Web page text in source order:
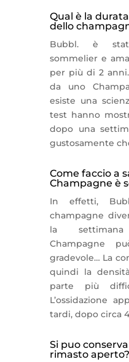
Qual è la
dello
Bubbl. è
sommelier e
per più di 2
da uno
esiste una
test hanno
dopo una
gustosamente
Come faccio a
Champagne è
In effetti,
champagne
la
Champagne
gradevole… La
quindi la
parte più
L’ossidazione
tardi, dopo circa
Si puo
rimasto aperto?